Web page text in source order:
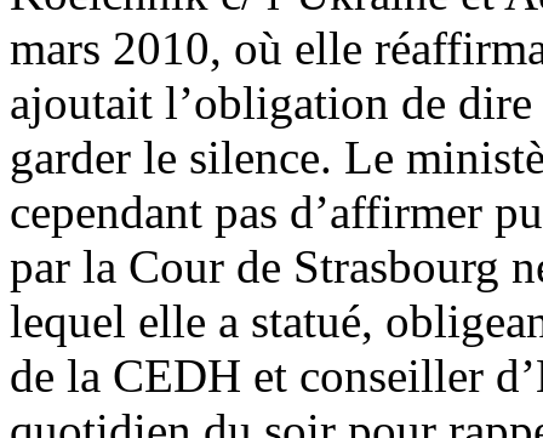
mars 2010, où elle
ajoutait l’obligation de
garder le silence. Le
cependant pas d’affirmer
par la Cour de Strasbourg
lequel elle a statué,
de la CEDH et conseiller